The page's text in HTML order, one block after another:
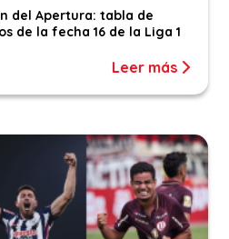
del Apertura: tabla de
de la fecha 16 de la Liga 1
Leer más